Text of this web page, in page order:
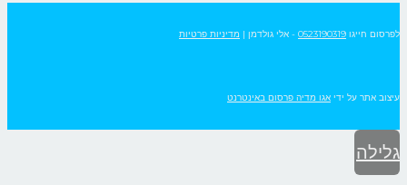
לפרסום חייגו 0523190319 - אלי גולדמן | מדיניות פרטיות
עיצוב אתר על ידי אגו מדיה פרסום באינטרנט
גלילה